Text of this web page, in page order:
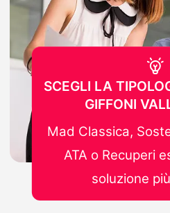
SCEGLI LA
GIFFONI
Mad Classica,
ATA o Recuperi
soluzione